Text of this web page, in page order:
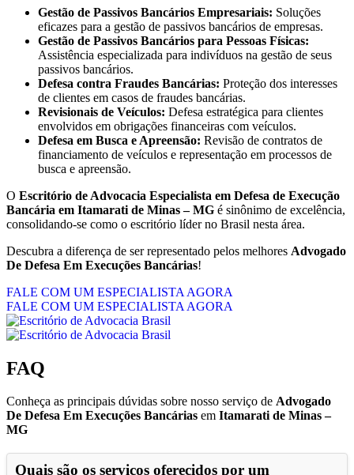
Gestão de Passivos Bancários Empresariais: Soluções
eficazes para a gestão de passivos bancários de empresas.
Gestão de Passivos Bancários para Pessoas Físicas:
Assistência especializada para indivíduos na gestão de seus
passivos bancários.
Defesa contra Fraudes Bancárias: Proteção dos interesses
de clientes em casos de fraudes bancárias.
Revisionais de Veículos: Defesa estratégica para clientes
envolvidos em obrigações financeiras com veículos.
Defesa em Busca e Apreensão: Revisão de contratos de
financiamento de veículos e representação em processos de
busca e apreensão.
O Escritório de Advocacia Especialista em Defesa de Execução
Bancária em Itamarati de Minas – MG é sinônimo de excelência,
consolidando-se como o escritório líder no Brasil nesta área.
Descubra a diferença de ser representado pelos melhores Advogado
De Defesa Em Execuções Bancárias!
FALE COM UM ESPECIALISTA AGORA
FALE COM UM ESPECIALISTA AGORA
FAQ
Conheça as principais dúvidas sobre nosso serviço de Advogado
De Defesa Em Execuções Bancárias em Itamarati de Minas –
MG
Quais são os serviços oferecidos por um